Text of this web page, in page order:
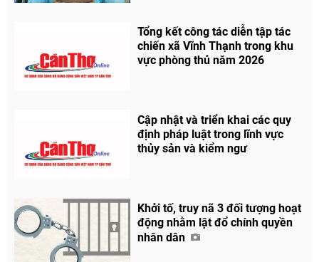
Tổng kết công tác diễn tập tác
chiến xã Vĩnh Thạnh trong khu
vực phòng thủ năm 2026
Cập nhật và triển khai các quy
định pháp luật trong lĩnh vực
thủy sản và kiểm ngư
Khởi tố, truy nã 3 đối tượng hoạt
động nhằm lật đổ chính quyền
nhân dân